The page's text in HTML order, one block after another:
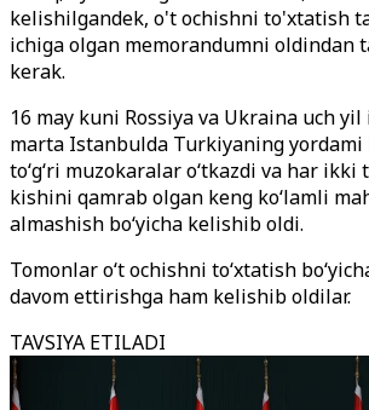
kelishilgandek, o't ochishni to'xtatish
ichiga olgan memorandumni oldindan
kerak.
16 may kuni Rossiya va Ukraina uch
marta Istanbulda Turkiyaning yordami
toʻgʻri muzokaralar oʻtkazdi va har ikki
kishini qamrab olgan keng koʻlamli
almashish boʻyicha kelishib oldi.
Tomonlar o‘t ochishni to‘xtatish
davom ettirishga ham kelishib oldilar.
TAVSIYA ETILADI